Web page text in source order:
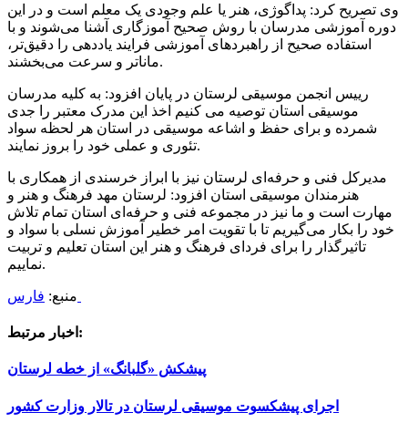
وی تصریح کرد: پداگوژی، هنر یا علم وجودی یک معلم است و در این
دوره آموزشی مدرسان با روش صحیح آموزگاری آشنا می‌شوند و با
استفاده‌ صحیح از راهبردهای آموزشی فرایند یاددهی را دقیق‌تر،
ماناتر و سرعت می‌بخشند.
رییس انجمن موسیقی لرستان در پایان افزود: به کلیه مدرسان
موسیقی استان توصیه می کنیم اخذ این مدرک معتبر را جدی
شمرده و برای حفظ و اشاعه موسیقی در استان هر لحظه سواد
تئوری و عملی خود را بروز نمایند.
مدیرکل فنی و حرفه‌ای لرستان نیز با ابراز خرسندی از همکاری با
هنرمندان موسیقی استان افزود: لرستان مهد فرهنگ و هنر و
مهارت است و ما نیز در مجموعه فنی و حرفه‌ای استان تمام تلاش
خود را بکار می‌گیریم تا با تقویت امر خطیر آموزش نسلی با سواد و
تاثیرگذار را برای فردای فرهنگ و هنر این استان تعلیم و تربیت
نماییم.
منبع:
اخبار مرتبط:
پیشکش «گلبانگ» از خطه لرستان
اجرای پیشکسوت موسیقی لرستان در تالار وزارت کشور